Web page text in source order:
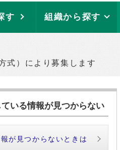
す 組織から探す
式）により募集します
いる情報が見つからない
が見つからないときは